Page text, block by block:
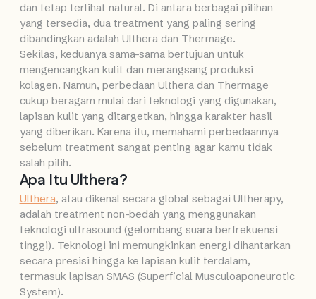
dan tetap terlihat natural. Di antara berbagai pilihan
yang tersedia, dua treatment yang paling sering
dibandingkan adalah Ulthera dan Thermage.
Sekilas, keduanya sama-sama bertujuan untuk
mengencangkan kulit dan merangsang produksi
kolagen. Namun, perbedaan Ulthera dan Thermage
cukup beragam mulai dari teknologi yang digunakan,
lapisan kulit yang ditargetkan, hingga karakter hasil
yang diberikan. Karena itu, memahami perbedaannya
sebelum treatment sangat penting agar kamu tidak
salah pilih.
Apa Itu Ulthera?
Ulthera, atau dikenal secara global sebagai Ultherapy,
adalah treatment non-bedah yang menggunakan
teknologi ultrasound (gelombang suara berfrekuensi
tinggi). Teknologi ini memungkinkan energi dihantarkan
secara presisi hingga ke lapisan kulit terdalam,
termasuk lapisan SMAS (Superficial Musculoaponeurotic
System).